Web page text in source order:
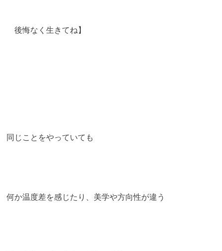
後悔なく生きてね】
同じことをやっていても
何か温度差を感じたり、美学や方向性が違う